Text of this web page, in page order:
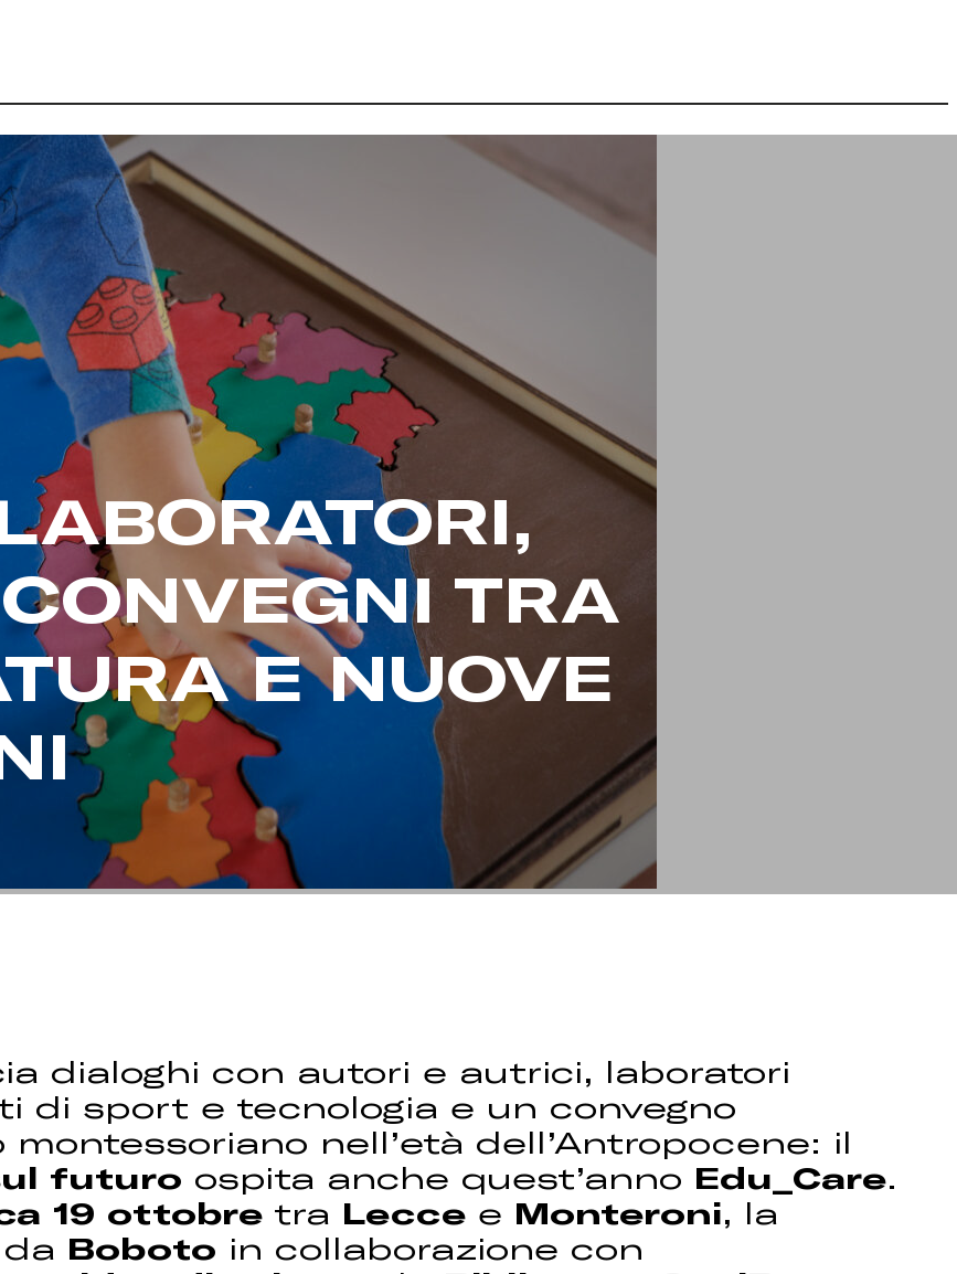
TRA
E NUOVE
dialoghi con autori e autrici, laboratori
di sport e tecnologia e un convegno
nell’età dell’Antropocene: il
futuro ospita anche quest’anno Edu_Care.
19 ottobre tra Lecce e Monteroni, la
Boboto in collaborazione con